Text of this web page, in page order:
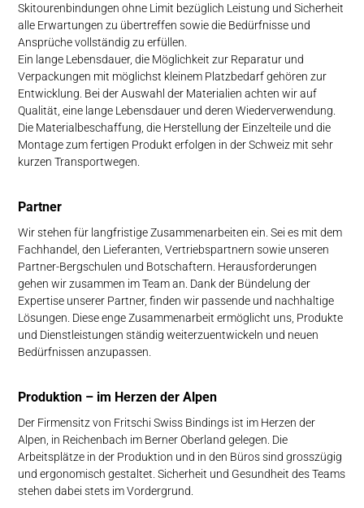
Skitourenbindungen ohne Limit bezüglich Leistung und Sicherheit
alle Erwartungen zu übertreffen sowie die Bedürfnisse und
Ansprüche vollständig zu erfüllen.
Ein lange Lebensdauer, die Möglichkeit zur Reparatur und
Verpackungen mit möglichst kleinem Platzbedarf gehören zur
Entwicklung. Bei der Auswahl der Materialien achten wir auf
Qualität, eine lange Lebensdauer und deren Wiederverwendung.
Die Materialbeschaffung, die Herstellung der Einzelteile und die
Montage zum fertigen Produkt erfolgen in der Schweiz mit sehr
kurzen Transportwegen.
Partner
Wir stehen für langfristige Zusammenarbeiten ein. Sei es mit dem
Fachhandel, den Lieferanten, Vertriebspartnern sowie unseren
Partner-Bergschulen und Botschaftern. Herausforderungen
gehen wir zusammen im Team an. Dank der Bündelung der
Expertise unserer Partner, finden wir passende und nachhaltige
Lösungen. Diese enge Zusammenarbeit ermöglicht uns, Produkte
und Dienstleistungen ständig weiterzuentwickeln und neuen
Bedürfnissen anzupassen.
Pro­duk­tion – im Herzen der Alpen
Der Firmensitz von Fritschi Swiss Bindings ist im Herzen der
Alpen, in Reichenbach im Berner Oberland gelegen. Die
Arbeitsplätze in der Produktion und in den Büros sind grosszügig
und ergonomisch gestaltet. Sicherheit und Gesundheit des Teams
stehen dabei stets im Vordergrund.